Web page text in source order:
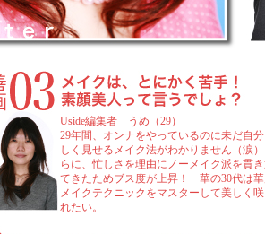
Uside編集者 うめ（29）
29年間、オンナをやっているのに未だ自
しく見せるメイク法がわかりません（涙
らに、忙しさを理由にノーメイク派を貫
てきたためブス度が上昇！ 華の30代は
メイクテクニックをマスターして美しく
れたい。